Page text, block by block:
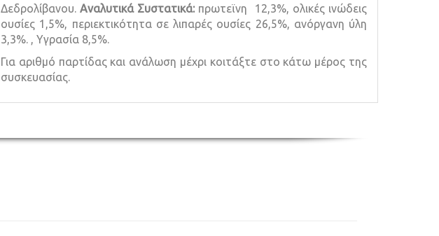
Δεδρολίβανου.Αναλυτικά Συστατικά: πρωτεϊνη 12,3%, ολικές ινώδεις
ουσίες 1,5%, περιεκτικότητα σε λιπαρές ουσίες 26,5%, ανόργανη ύλη
3,3%. , Υγρασία 8,5%.
Για αριθμό παρτίδας και ανάλωση μέχρι κοιτάξτε στο κάτω μέρος της
συσκευασίας.